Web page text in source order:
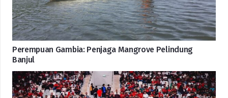
Perempuan Gambia: Penjaga Mangrove Pelindung
Banjul